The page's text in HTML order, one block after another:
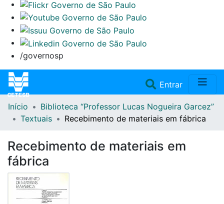
/governosp
Entrar(current)
Home
Repositório
Doações/Aquisições
Início
Biblioteca “Professor Lucas Nogueira Garcez”
Textuais
Recebimento de materiais em fábrica
Recebimento de materiais em
fábrica